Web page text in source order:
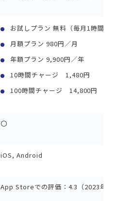
お試しプラン 無料（毎月1時間分
月額プラン 980円／月
年額プラン 9,900円／年
10時間チャージ 1,480円
100時間チャージ 14,800円
〇
iOS, Android
App Storeでの評価：4.3（2023年2